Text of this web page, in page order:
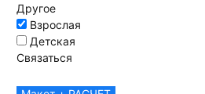
Другое
Взрослая
Детская
Связаться